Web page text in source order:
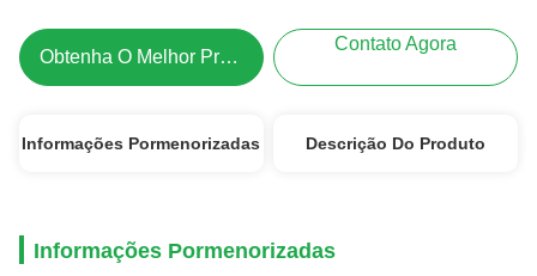
Obtenha O Melhor Preço
Contato Agora
Informações Pormenorizadas Descrição Do Produto
Informações Pormenorizadas